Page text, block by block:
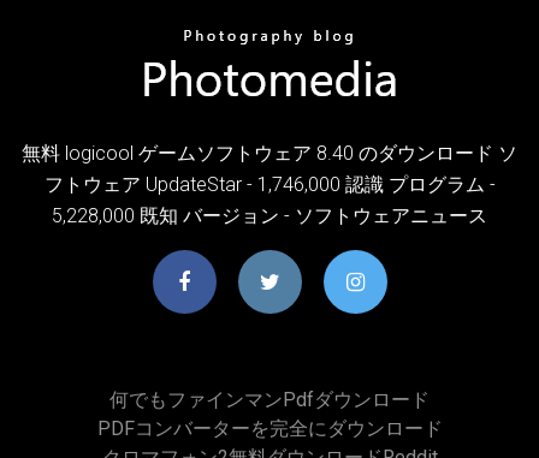
無料 logicool ゲームソフトウェア 8.40 のダウンロード ソ
フトウェア UpdateStar - 1,746,000 認識 プログラム -
5,228,000 既知 バージョン - ソフトウェアニュース
何でもファインマンpdfダウンロード
PDFコンバーターを完全にダウンロード